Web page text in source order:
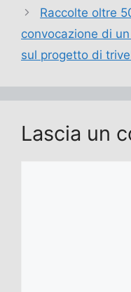
Raccolte oltre
convocazione di
sul progetto di
Lascia un